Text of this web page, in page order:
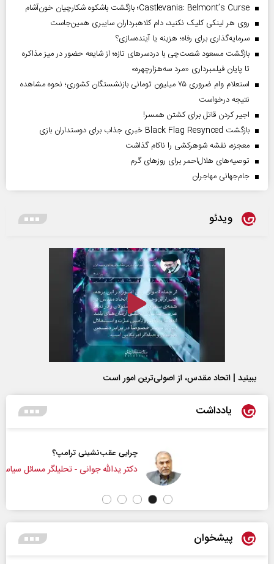
Castlevania: Belmont’s Curse؛ بازگشت باشکوه شکارچیان خون‌آشام
روی هر لینکی کلیک نکنید، دام کلاهبرداران سایبری همین‌جاست
سرمایه‌گذاری برای رفاه؛ هزینه یا آینده‌سازی؟
بازگشت مسعود شصت‌چی با دردسر‌های تازه؛ از شایعه حضور در میز مذاکره
تا پایان فیلمبرداری «مرد سه‌هزارچهره»
استعلام وام ضروری ۷۵ میلیون تومانی بازنشستگان کشوری؛ نحوه مشاهده
نتیجه درخواست
اجیر کردن قاتل برای کشتن همسر!
بازگشت Black Flag Resynced خبری جذاب برای دوستداران بازی
معجزه، نقشه شوهرکشی را ناکام گذاشت
توصیه‌های هلال‌احمر برای روز‌های گرم
جام‌جهانی مهاجران
ویدئو
ببینید | اتحاد مقدس، از اصولی‌ترین امور است
یادداشت
چرایی عقب‌نشینی ترامپ؟
دکتر یدالله جوانی - تحلیلگر مسائل سیاسی
پیشخوان